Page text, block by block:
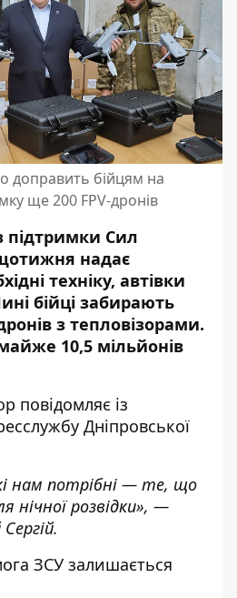
доправить бійцям на
ще 200 FPV-дронів
підтримки Сил
надає
техніку, автівки
бійці забирають
з тепловізорами.
10,5 мільйонів
повідомляє із
Дніпровської
нам потрібні — те, що
нічної розвідки», —
ЗСУ залишається